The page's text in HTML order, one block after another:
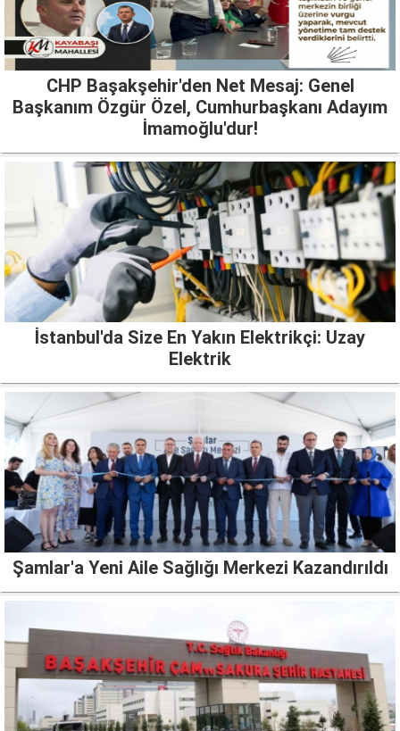
CHP Başakşehir'den Net Mesaj: Genel
Başkanım Özgür Özel, Cumhurbaşkanı Adayım
İmamoğlu'dur!
İstanbul'da Size En Yakın Elektrikçi: Uzay
Elektrik
Şamlar'a Yeni Aile Sağlığı Merkezi Kazandırıldı